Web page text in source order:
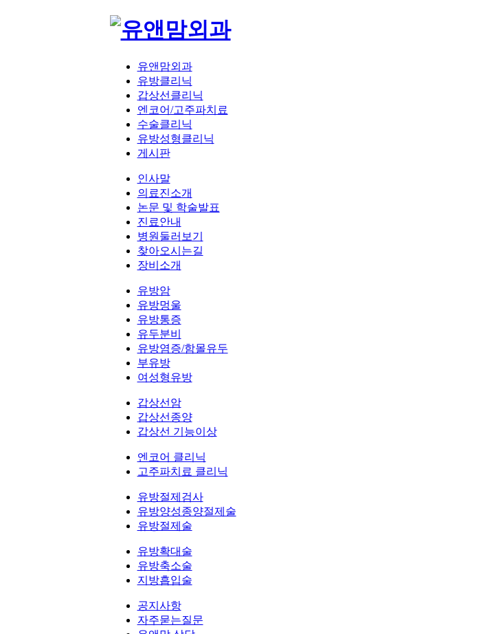
유앤맘외과
유방클리닉
갑상선클리닉
엔코어/고주파치료
수술클리닉
유방성형클리닉
게시판
인사말
의료진소개
논문 및 학술발표
진료안내
병원둘러보기
찾아오시는길
장비소개
유방암
유방멍울
유방통증
유두분비
유방염증/함몰유두
부유방
여성형유방
갑상선암
갑상선종양
갑상선 기능이상
엔코어 클리닉
고주파치료 클리닉
유방절제검사
유방양성종양절제술
유방절제술
유방확대술
유방축소술
지방흡입술
공지사항
자주묻는질문